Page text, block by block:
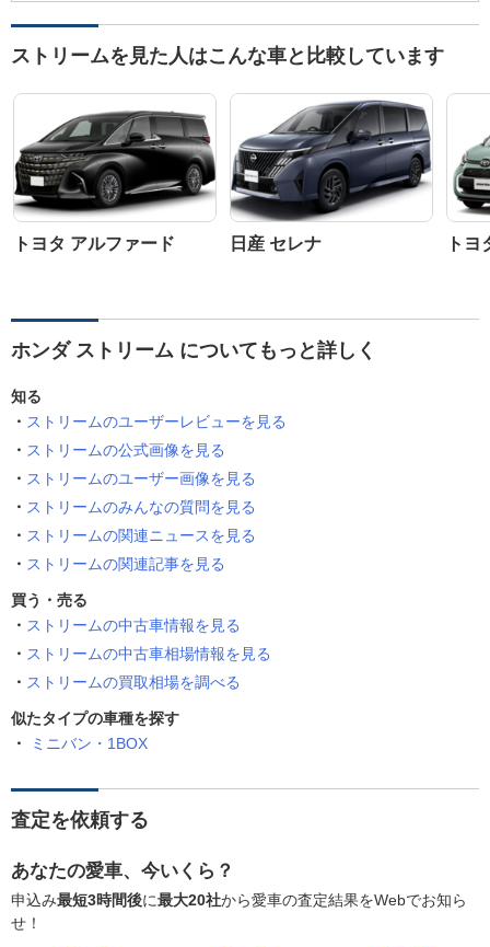
ストリームを見た人はこんな車と比較しています
トヨタ アルファード 日産 セレナ ト
ホンダ ストリーム についてもっと詳しく
知る
ストリームのユーザーレビューを見る
ストリームの公式画像を見る
ストリームのユーザー画像を見る
ストリームのみんなの質問を見る
ストリームの関連ニュースを見る
ストリームの関連記事を見る
買う・売る
ストリームの中古車情報を見る
ストリームの中古車相場情報を見る
ストリームの買取相場を調べる
似たタイプの車種を探す
ミニバン・1BOX
査定を依頼する
あなたの愛車、今いくら？
申込み最短3時間後に最大20社から愛車の査定結果をWebでお知ら
せ！